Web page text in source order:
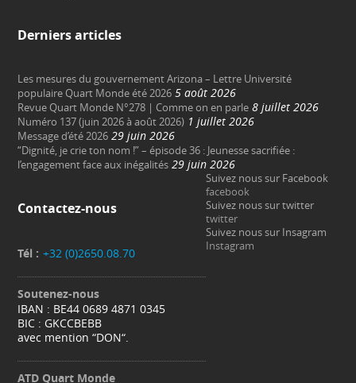
Derniers articles
Les mesures du gouvernement Arizona – Lettre Université
populaire Quart Monde été 2026 5 août 2026
Revue Quart Monde N°278 | Comme on en parle 8 juillet 2026
Numéro 137 (juin 2026 à août 2026) 1 juillet 2026
Message d’été 2026 29 juin 2026
“Dignité, je crie ton nom !” – épisode 36 : Jeunesse sacrifiée :
l’engagement face aux inégalités 29 juin 2026
Contactez-nous
Tél : +32 (0)2650.08.70
Soutenez-nous
IBAN : BE44 0689 4871 0345
BIC : GKCCBEBB
avec mention “DON“.
ATD Quart Monde
Suivez nous sur Facebook
facebook
Suivez nous sur twitter
twitter
Suivez nous sur Insagram
Instagram